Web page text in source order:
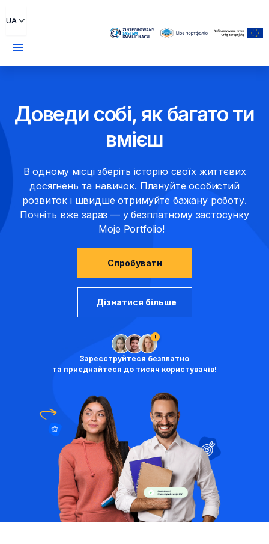
UA
menu
Доведи собі, як багато ти
вмієш
В одному місці зберіть історію своїх життєвих
досягнень та навичок. Плануйте особистий
розвиток і швидше отримуйте бажану роботу.
Почніть вже зараз — у безплатному застосунку
Moje Portfolio!
Спробувати
Дізнатися більше
Зареєструйтеся безплатно
та приєднайтеся до тисяч користувачів!